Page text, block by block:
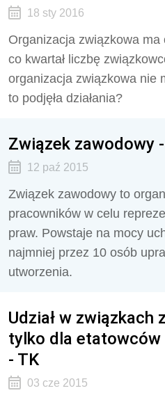
18 sty 2016
Organizacja związkowa
co kwartał liczbę
organizacja związkowa nie
to podjęła działania?
Związek zawodowy
12 paź 2015
Związek zawodowy to
pracowników w celu
praw. Powstaje na mocy
najmniej przez 10 osób
utworzenia.
Udział w związkach
tylko dla
- TK
03 cze 2015